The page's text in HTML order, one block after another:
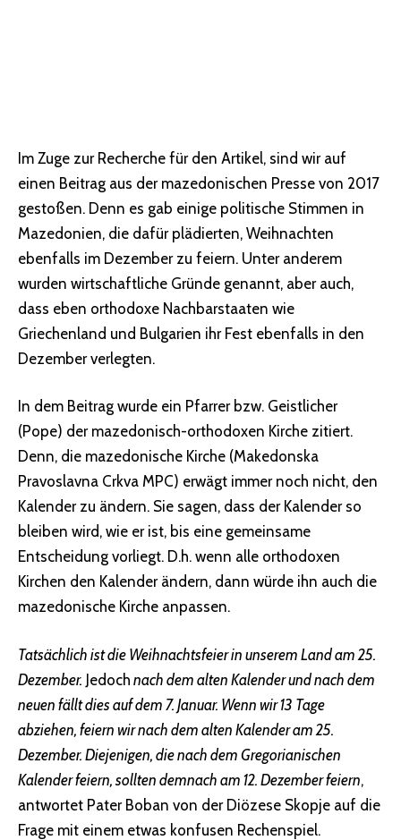
Im Zuge zur Recherche für den Artikel, sind wir auf
einen Beitrag aus der mazedonischen Presse von 2017
gestoßen. Denn es gab einige politische Stimmen in
Mazedonien, die dafür plädierten, Weihnachten
ebenfalls im Dezember zu feiern. Unter anderem
wurden wirtschaftliche Gründe genannt, aber auch,
dass eben orthodoxe Nachbarstaaten wie
Griechenland und Bulgarien ihr Fest ebenfalls in den
Dezember verlegten.
In dem Beitrag wurde ein Pfarrer bzw. Geistlicher
(Pope) der mazedonisch-orthodoxen Kirche zitiert.
Denn, die mazedonische Kirche (Makedonska
Pravoslavna Crkva MPC) erwägt immer noch nicht, den
Kalender zu ändern. Sie sagen, dass der Kalender so
bleiben wird, wie er ist, bis eine gemeinsame
Entscheidung vorliegt. D.h. wenn alle orthodoxen
Kirchen den Kalender ändern, dann würde ihn auch die
mazedonische Kirche anpassen.
Tatsächlich ist die Weihnachtsfeier in unserem Land am 25.
Dezember. Jedoch nach dem alten Kalender und nach dem
neuen fällt dies auf dem 7. Januar. Wenn wir 13 Tage
abziehen, feiern wir nach dem alten Kalender am 25.
Dezember. Diejenigen, die nach dem Gregorianischen
Kalender feiern, sollten demnach am 12. Dezember feiern,
antwortet Pater Boban von der Diözese Skopje auf die
Frage mit einem etwas konfusen Rechenspiel.